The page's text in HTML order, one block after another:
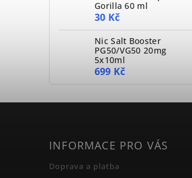
Gorilla 60 ml
30 Kč
Nic Salt Booster
PG50/VG50 20mg
5x10ml
699 Kč
INFORMACE PRO VÁS
Doprava a platba